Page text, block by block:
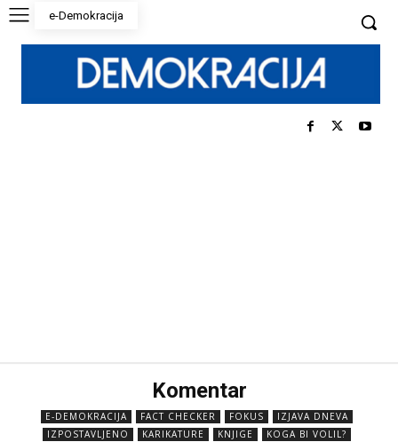
e-Demokracija
Komentar
E-DEMOKRACIJA FACT CHECKER FOKUS
IZJAVA DNEVA
IZPOSTAVLJENO
KARIKATURE KNJIGE
KOGA BI VOLIL?